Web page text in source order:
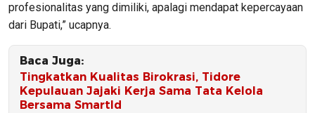
profesionalitas yang dimiliki, apalagi mendapat kepercayaan
dari Bupati,” ucapnya.
Baca Juga:
Tingkatkan Kualitas Birokrasi, Tidore
Kepulauan Jajaki Kerja Sama Tata Kelola
Bersama SmartId